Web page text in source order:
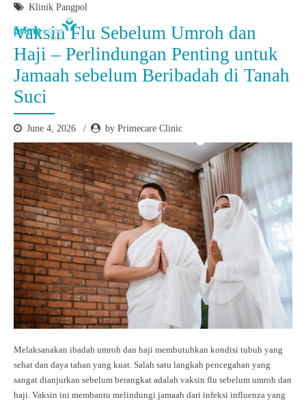
Klinik Pangpol
Vaksin Flu Sebelum Umroh dan
Haji – Perlindungan Penting untuk
Jamaah sebelum Beribadah di Tanah
Suci
June 4, 2026 by Primecare Clinic
Melaksanakan ibadah umroh dan haji membutuhkan kondisi tubuh yang
sehat dan daya tahan yang kuat. Salah satu langkah pencegahan yang
sangat dianjurkan sebelum berangkat adalah vaksin flu sebelum umroh dan
haji. Vaksin ini membantu melindungi jamaah dari infeksi influenza yang